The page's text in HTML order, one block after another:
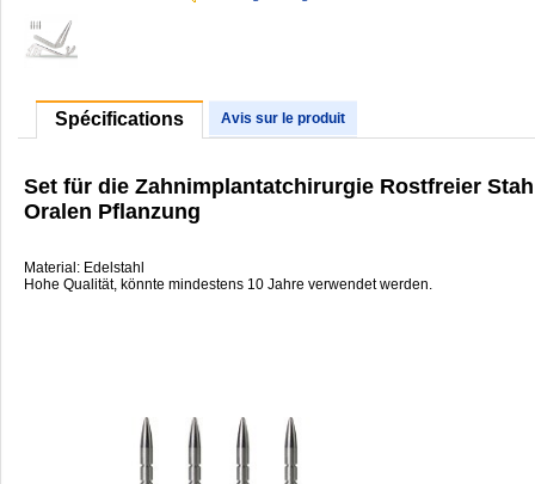
Spécifications Avis sur le produit
Set für die Zahnimplantatchirurgie Rostfreier
Oralen Pflanzung
Material: Edelstahl
Hohe Qualität, könnte mindestens 10 Jahre verwendet werden.